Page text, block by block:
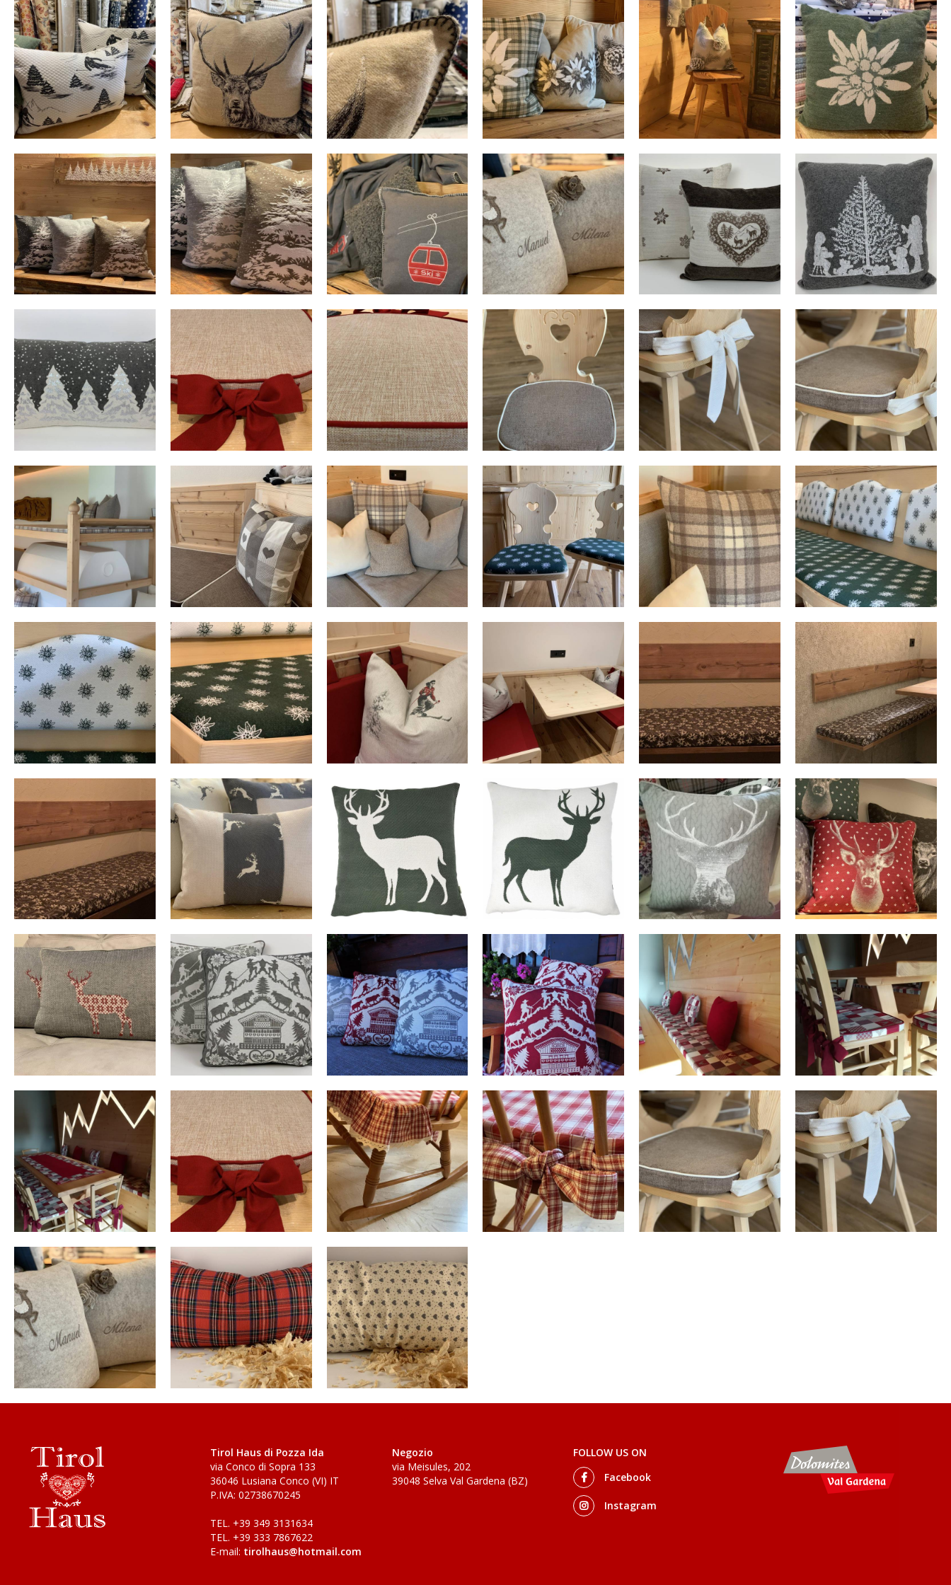
Tirol Haus di Pozza Ida
via Conco di Sopra 133
36046 Lusiana Conco (VI) IT
P.IVA: 02738670245
TEL. +39 349 3131634
TEL. +39 333 7867622
E-mail: tirolhaus@hotmail.com
Negozio
via Meisules, 202
39048 Selva Val Gardena (BZ)
FOLLOW US ON
Facebook
Instagram